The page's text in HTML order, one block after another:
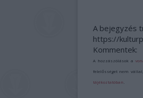
A bejegyzés
https://
Kommentek:
A hozzászólások a
felelősséget nem
tájékoztatóban